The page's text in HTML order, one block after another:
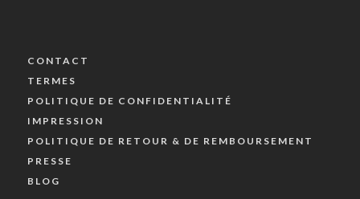
CONTACT
TERMES
POLITIQUE DE CONFIDENTIALITÉ
IMPRESSION
POLITIQUE DE RETOUR & DE REMBOURSEMENT
PRESSE
BLOG